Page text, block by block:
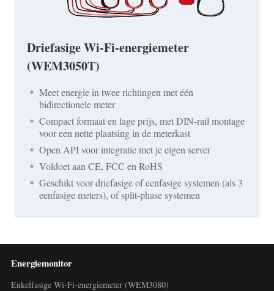
Driefasige Wi-Fi-energiemeter
(WEM3050T)
Meet energie in twee richtingen met één
bidirectionele meter
Compact formaat en lage prijs, met DIN-rail montage
voor een nette plaatsing in de meterkast
Open API voor integratie met je eigen server
Voldoet aan CE, FCC en RoHS
Geschikt voor driefasige of eenfasige systemen (als 3
eenfasige meters), of split-phase systemen
Energiemonitor
Enkelfasige Wi-Fi-energiemeter (WEM3080)